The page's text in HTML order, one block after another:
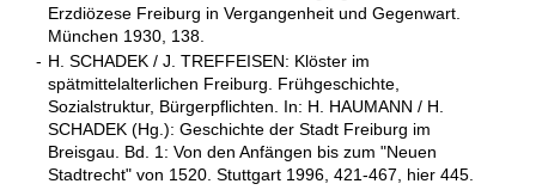
Erzdiözese Freiburg in Vergangenheit und Gegenwart.
München 1930, 138.
- H. SCHADEK / J. TREFFEISEN: Klöster im
spätmittelalterlichen Freiburg. Frühgeschichte,
Sozialstruktur, Bürgerpflichten. In: H. HAUMANN / H.
SCHADEK (Hg.): Geschichte der Stadt Freiburg im
Breisgau. Bd. 1: Von den Anfängen bis zum "Neuen
Stadtrecht" von 1520. Stuttgart 1996, 421-467, hier 445.